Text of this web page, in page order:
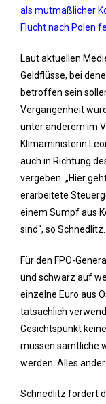
als mutmaßlicher
Flucht nach Polen
Laut aktuellen
Geldflüsse, bei
betroffen sein
Vergangenheit
unter anderem im
Klimaministerin
auch in Richtung
vergeben. „Hier
erarbeitete
einem Sumpf aus
sind“, so Schnedlitz.
Für den FPÖ-
und schwarz auf
einzelne Euro aus
tatsächlich
Gesichtspunkt
müssen sämtliche
werden. Alles
Schnedlitz fordert